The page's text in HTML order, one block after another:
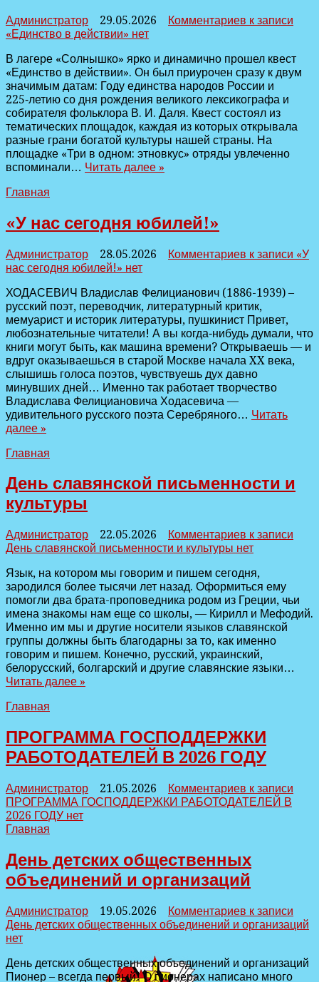
Администратор 29.05.2026 Комментариев к записи
«Единство в действии» нет
В лагере «Солнышко» ярко и динамично прошел квест
«Единство в действии». Он был приурочен сразу к двум
значимым датам: Году единства народов России и
225‑летию со дня рождения великого лексикографа и
собирателя фольклора В. И. Даля. Квест состоял из
тематических площадок, каждая из которых открывала
разные грани богатой культуры нашей страны. На
площадке «Три в одном: этновкус» отряды увлеченно
вспоминали… Читать далее »
Главная
«У нас сегодня юбилей!»
Администратор 28.05.2026 Комментариев к записи «У
нас сегодня юбилей!» нет
ХОДАСЕВИЧ Владислав Фелицианович (1886-1939) –
русский поэт, переводчик, литературный критик,
мемуарист и историк литературы, пушкинист Привет,
любознательные читатели! А вы когда‑нибудь думали, что
книги могут быть, как машина времени? Открываешь — и
вдруг оказываешься в старой Москве начала XX века,
слышишь голоса поэтов, чувствуешь дух давно
минувших дней… Именно так работает творчество
Владислава Фелициановича Ходасевича —
удивительного русского поэта Серебряного… Читать
далее »
Главная
День славянской письменности и
культуры
Администратор 22.05.2026 Комментариев к записи
День славянской письменности и культуры нет
Язык, на котором мы говорим и пишем сегодня,
зародился более тысячи лет назад. Оформиться ему
помогли два брата-проповедника родом из Греции, чьи
имена знакомы нам еще со школы, — Кирилл и Мефодий.
Именно им мы и другие носители языков славянской
группы должны быть благодарны за то, как именно
говорим и пишем. Конечно, русский, украинский,
белорусский, болгарский и другие славянские языки…
Читать далее »
Главная
ПРОГРАММА ГОСПОДДЕРЖКИ
РАБОТОДАТЕЛЕЙ В 2026 ГОДУ
Администратор 21.05.2026 Комментариев к записи
ПРОГРАММА ГОСПОДДЕРЖКИ РАБОТОДАТЕЛЕЙ В
2026 ГОДУ нет
Главная
День детских общественных
объединений и организаций
Администратор 19.05.2026 Комментариев к записи
День детских общественных объединений и организаций
нет
День детских общественных объединений и организаций
Пионер – всегда первый! О пионерах написано много